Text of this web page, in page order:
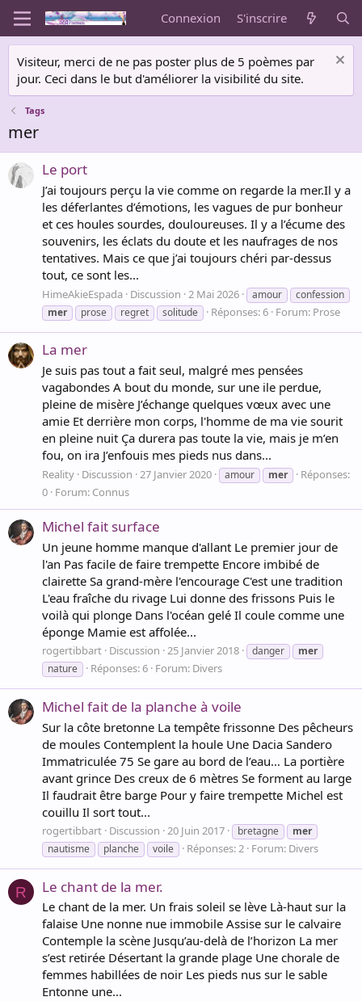
Connexion S'inscrire
Visiteur, merci de ne pas poster plus de 5 poèmes par
jour. Ceci dans le but d'améliorer la visibilité du site.
Tags
mer
Le port
J’ai toujours perçu la vie comme on regarde la mer.Il y a
les déferlantes d’émotions, les vagues de pur bonheur
et ces houles sourdes, douloureuses. Il y a l’écume des
souvenirs, les éclats du doute et les naufrages de nos
tentatives. Mais ce que j’ai toujours chéri par-dessus
tout, ce sont les...
HimeAkieEspada Discussion 2 Mai 2026 amour
confession
mer
prose regret solitude Réponses: 6 Forum: Prose
La mer
Je suis pas tout a fait seul, malgré mes pensées
vagabondes A bout du monde, sur une ile perdue,
pleine de misère J’échange quelques vœux avec une
amie Et derrière mon corps, l'homme de ma vie sourit
en pleine nuit Ça durera pas toute la vie, mais je m’en
fou, on ira J’enfouis mes pieds nus dans...
Reality Discussion 27 Janvier 2020 amour mer
Réponses:
0 Forum: Connus
Michel fait surface
Un jeune homme manque d'allant Le premier jour de
l'an Pas facile de faire trempette Encore imbibé de
clairette Sa grand-mère l'encourage C'est une tradition
L'eau fraîche du rivage Lui donne des frissons Puis le
voilà qui plonge Dans l'océan gelé Il coule comme une
éponge Mamie est affolée...
rogertibbart Discussion 25 Janvier 2018 danger
mer
nature
Réponses: 6 Forum: Divers
Michel fait de la planche à voile
Sur la côte bretonne La tempête frissonne Des pêcheurs
de moules Contemplent la houle Une Dacia Sandero
Immatriculée 75 Se gare au bord de l’eau… La portière
avant grince Des creux de 6 mètres Se forment au large
Il faudrait être barge Pour y faire trempette Michel est
couillu Il sort tout...
rogertibbart Discussion 20 Juin 2017 bretagne
mer
nautisme
planche voile Réponses: 2 Forum: Divers
R Le chant de la mer.
Le chant de la mer. Un frais soleil se lève Là-haut sur la
falaise Une nonne nue immobile Assise sur le calvaire
Contemple la scène Jusqu’au-delà de l’horizon La mer
s’est retirée Désertant la grande plage Une chorale de
femmes habillées de noir Les pieds nus sur le sable
Entonne une...